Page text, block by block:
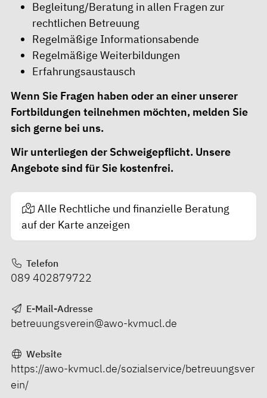
Begleitung/Beratung in allen Fragen zur
rechtlichen Betreuung
Regelmäßige Informationsabende
Regelmäßige Weiterbildungen
Erfahrungsaustausch
Wenn Sie Fragen haben oder an einer unserer
Fortbildungen teilnehmen möchten, melden Sie
sich gerne bei uns.
Wir unterliegen der Schweigepflicht. Unsere
Angebote sind für Sie kostenfrei.
Alle Rechtliche und finanzielle Beratung
auf der Karte anzeigen
Telefon
089 402879722
E-Mail-Adresse
betreuungsverein@awo-kvmucl.de
Website
https://awo-kvmucl.de/sozialservice/betreuungsver
ein/